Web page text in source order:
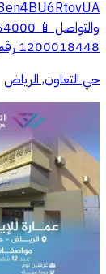
1200018448 رقم الترخيص :7200968331
حي التعاون, الرياض